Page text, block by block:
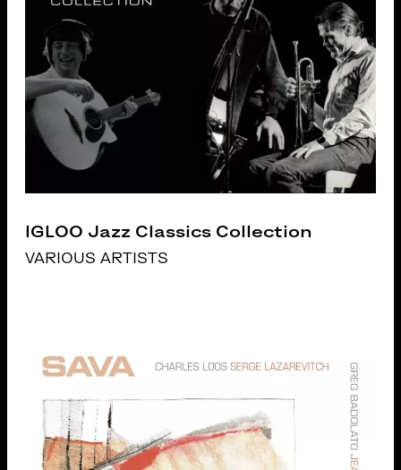
IGLOO Jazz Classics Collection
VARIOUS ARTISTS